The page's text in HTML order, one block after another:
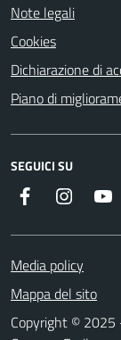
Note legali
Cookies
Dichiarazione di
Piano di
SEGUICI SU
Facebook
Media policy
Mappa del sito
Copyright © 2025